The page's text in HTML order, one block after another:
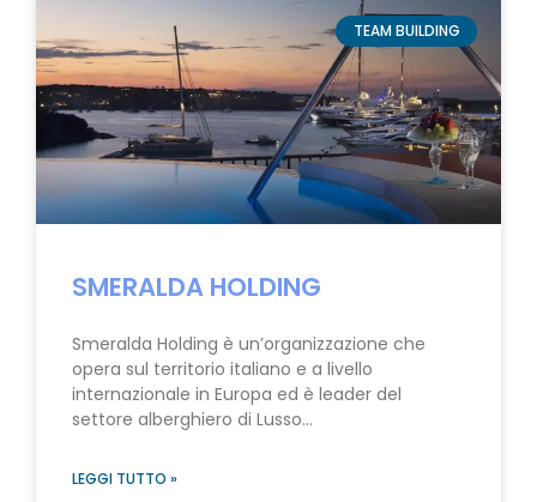
TEAM BUILDING
SMERALDA HOLDING
Smeralda Holding è un’organizzazione che
opera sul territorio italiano e a livello
internazionale in Europa ed è leader del
settore alberghiero di Lusso…
LEGGI TUTTO »